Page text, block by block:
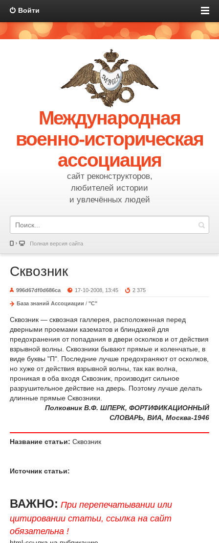
Войти
Международная
военно-историческая
ассоциация
сайт реконструкторов,
любителей истории
и увлечённых людей
Полная версия сайта
Сквозник
996d67df0d686ca 17-10-2008, 13:45 2 375
База знаний Ассоциации / "С"
Сквозник — сквозная галлерея, расположенная перед
дверными проемами казематов и блиндажей для
предохранения от попадания в двери осколков и от действия
взрывной волны. Сквозники бывают прямые и коленчатые, в
виде буквы "П". Последние лучше предохраняют от осколков,
но хуже от действия взрывной волны, так как волна,
проникая в оба входя Сквозник, производит сильное
разрушительное действие на дверь. Поэтому лучше делать
длинные прямые Сквозники.
Полковник В.Ф. ШПЕРК, ФОРТИФИКАЦИОННЫЙ
СЛОВАРЬ, ВИА, Москва-1946
Название статьи: Сквозник
Источник статьи:
ВАЖНО: При перепечатывании или
цитировании статьи, ссылка на сайт
обязательна !